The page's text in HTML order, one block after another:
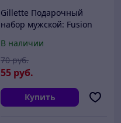
Gillette Подарочный
набор мужской: Fusion
1 кассетой + Подставка /
станция
В наличии
55 руб.
70 руб.
Купить